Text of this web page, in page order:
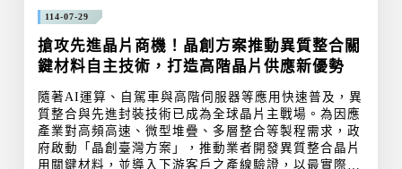
114-07-29
搶攻先進晶片商機！晶創方案推動異質整合關
鍵材料自主技術，打造高階晶片供應新優勢
隨著AI運算、自駕車與高階伺服器等應用快速普及，異
質整合與先進封裝技術已成為全球晶片主戰場。為因應
產業對高頻高速、微型堆疊、多層整合等製程需求，政
府啟動「晶創臺灣方案」，推動業者開發異質整合晶片
用關鍵材料，並導入下游客戶之產線驗證，以最實際快